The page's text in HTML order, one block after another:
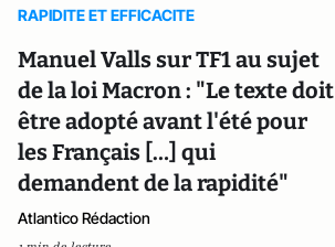
RAPIDITE ET EFFICACITE
Manuel Valls sur TF1 au sujet
de la loi Macron : "Le texte doit
être adopté avant l'été pour
les Français […] qui
demandent de la rapidité"
Atlantico Rédaction